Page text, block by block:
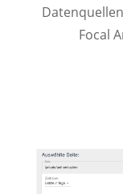
Focal